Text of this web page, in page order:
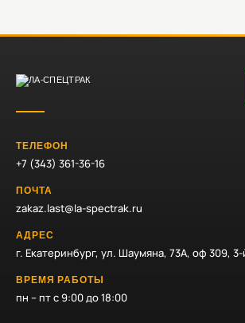
ТЕЛЕФОН
+7 (343) 361-36-16
ПОЧТА
zakaz.last@la-spectrak.ru
АДРЕС
г. Екатеринбург, ул. Шаумяна, 73А, оф 309,
ВРЕМЯ РАБОТЫ
пн – пт с 9:00 до 18:00